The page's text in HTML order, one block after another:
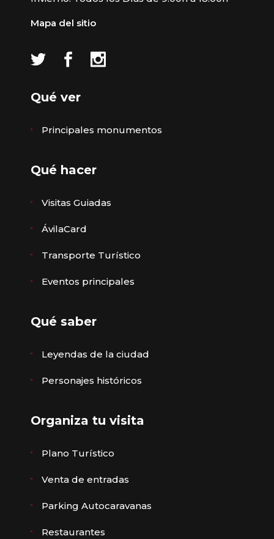
Mapa del sitio
Qué ver
Principales monumentos
Qué hacer
Visitas Guiadas
ÁvilaCard
Transporte Turístico
Eventos principales
Qué saber
Leyendas de la ciudad
Personajes históricos
Organiza tu visita
Plano Turístico
Venta de entradas
Parking Autocaravanas
Restaurantes